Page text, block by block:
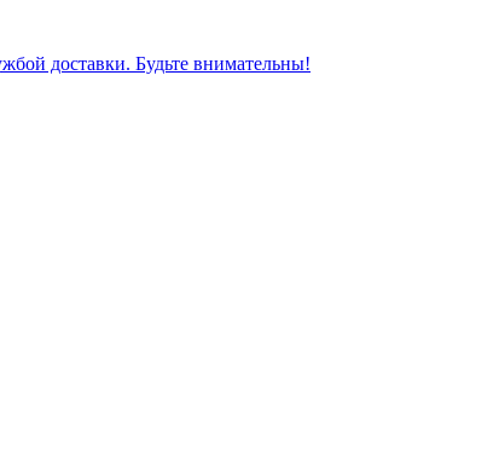
доставки. Будьте внимательны!